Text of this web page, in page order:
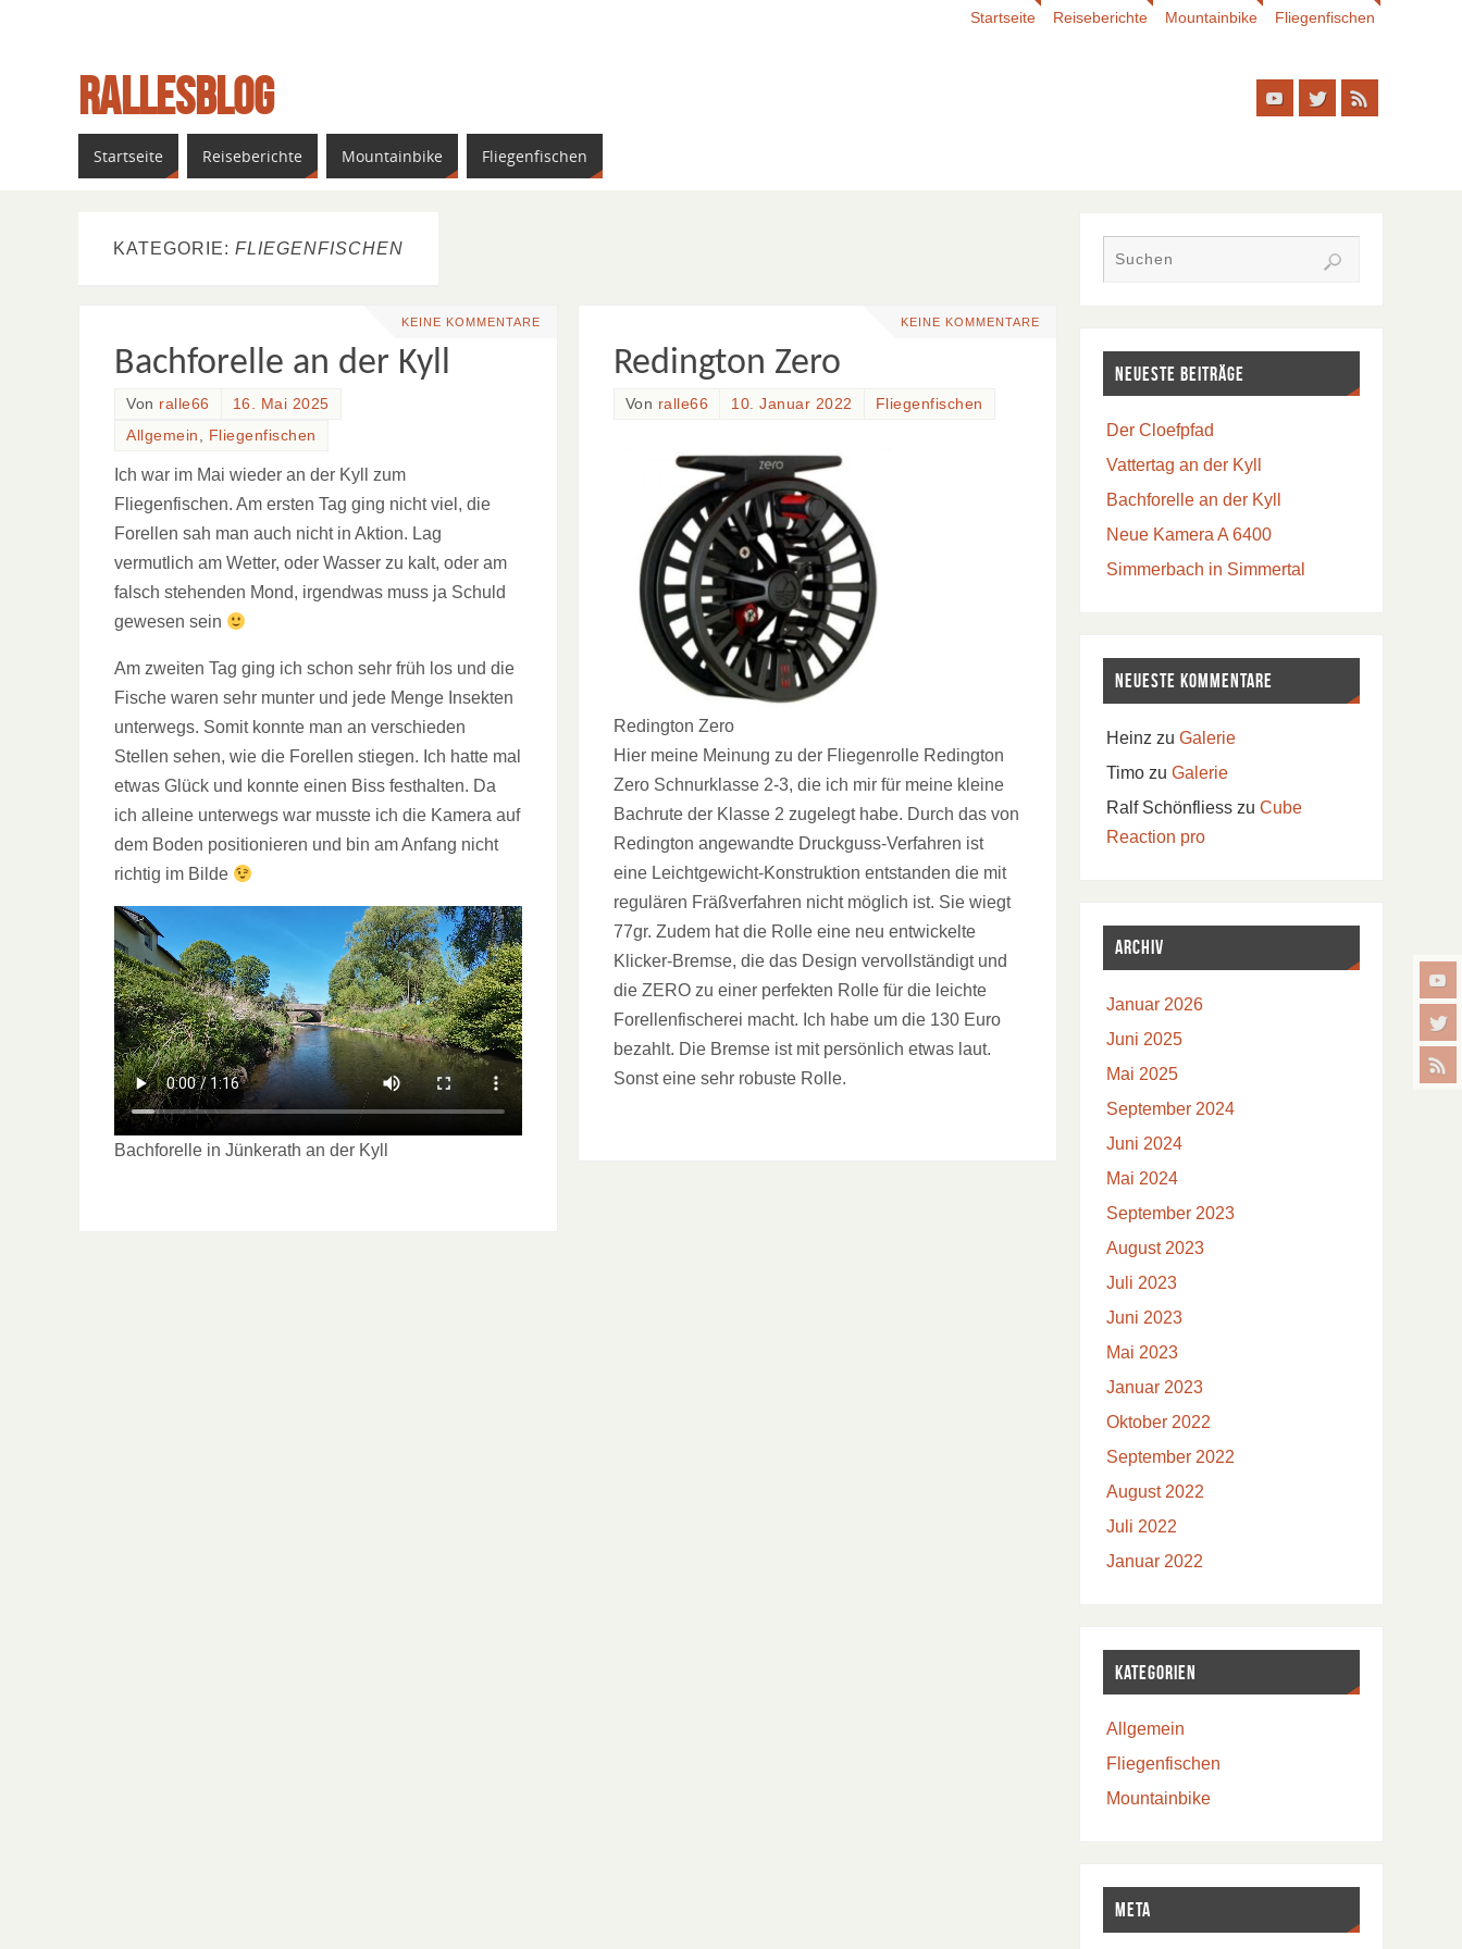
Startseite Reiseberichte Mountainbike Fliegenfischen
Rallesblog
ein weiterer Reiseblog
Startseite Reiseberichte Mountainbike Fliegenfischen
KATEGORIE: FLIEGENFISCHEN
KEINE KOMMENTARE
Bachforelle an der Kyll
Von ralle66
16. Mai 2025
Allgemein , Fliegenfischen
Ich war im Mai wieder an der Kyll zum
Fliegenfischen. Am ersten Tag ging nicht viel, die
Forellen sah man auch nicht in Aktion. Lag
vermutlich am Wetter, oder Wasser zu kalt, oder am
falsch stehenden Mond, irgendwas muss ja Schuld
gewesen sein
Am zweiten Tag ging ich schon sehr früh los und die
Fische waren sehr munter und jede Menge Insekten
unterwegs. Somit konnte man an verschieden
Stellen sehen, wie die Forellen stiegen. Ich hatte mal
etwas Glück und konnte einen Biss festhalten. Da
ich alleine unterwegs war musste ich die Kamera auf
dem Boden positionieren und bin am Anfang nicht
richtig im Bilde
Bachforelle in Jünkerath an der Kyll
KEINE KOMMENTARE
Redington Zero
Von ralle66 10. Januar 2022 Fliegenfischen
Redington Zero
Hier meine Meinung zu der Fliegenrolle Redington
Zero Schnurklasse 2-3, die ich mir für meine kleine
Bachrute der Klasse 2 zugelegt habe. Durch das von
Redington angewandte Druckguss-Verfahren ist
eine Leichtgewicht-Konstruktion entstanden die mit
regulären Fräßverfahren nicht möglich ist. Sie wiegt
77gr. Zudem hat die Rolle eine neu entwickelte
Klicker-Bremse, die das Design vervollständigt und
die ZERO zu einer perfekten Rolle für die leichte
Forellenfischerei macht. Ich habe um die 130 Euro
bezahlt. Die Bremse ist mit persönlich etwas laut.
Sonst eine sehr robuste Rolle.
Neueste Beiträge
Der Cloefpfad
Vattertag an der Kyll
Bachforelle an der Kyll
Neue Kamera A 6400
Simmerbach in Simmertal
Neueste Kommentare
Heinz zu Galerie
Timozu Galerie
Ralf Schönfliesszu Cube
Reaction pro
Archiv
Januar 2026
Juni 2025
Mai 2025
September 2024
Juni 2024
Mai 2024
September 2023
August 2023
Juli 2023
Juni 2023
Mai 2023
Januar 2023
Oktober 2022
September 2022
August 2022
Juli 2022
Januar 2022
Kategorien
Allgemein
Fliegenfischen
Mountainbike
Meta